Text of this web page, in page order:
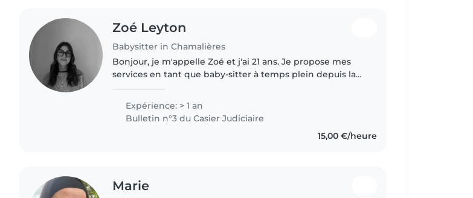
Zoé Leyton
Babysitter in Chamalières
Bonjour, je m'appelle Zoé et j'ai 21 ans. Je propose mes
services en tant que baby-sitter à temps plein depuis la
de 17 ans,..
Expérience: > 1 an
Bulletin n°3 du Casier Judiciaire
15,00 €/heure
Marie